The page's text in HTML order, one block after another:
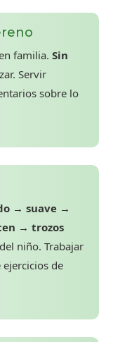
familia. Sin
Servir
sobre lo
→ suave →
→ trozos
niño. Trabajar
de